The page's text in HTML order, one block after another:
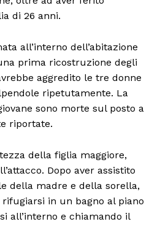
di 26 anni.
all’interno dell’abitazione
prima ricostruzione degli
aggredito le tre donne
ripetutamente. La
sono morte sul posto a
riportate.
della figlia maggiore,
Dopo aver assistito
della madre e della sorella,
in un bagno al piano
all’interno e chiamando il